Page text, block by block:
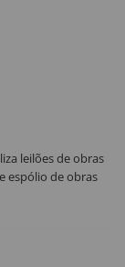
leilões de obras
espólio de obras